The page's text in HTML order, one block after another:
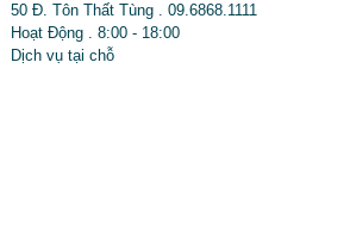
50 Đ. Tôn Thất Tùng . 09.6868.1111
Hoạt Động . 8:00 - 18:00
Dịch vụ tại chỗ